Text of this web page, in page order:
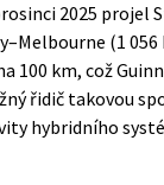
2025 projel
(1
100 km, což
řidič takovou
hybridního